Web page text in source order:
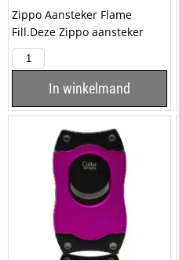
Zippo Aansteker Flame
Fill.Deze Zippo aansteker
heeft een hoogglans chrome
afwerking met een...
In winkelmand